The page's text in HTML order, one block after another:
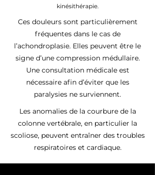
kinésithérapie.
Ces douleurs sont particulièrement
fréquentes dans le cas de
l’achondroplasie. Elles peuvent être le
signe d’une compression médullaire.
Une consultation médicale est
nécessaire afin d’éviter que les
paralysies ne surviennent.
Les anomalies de la courbure de la
colonne vertébrale, en particulier la
scoliose, peuvent entraîner des troubles
respiratoires et cardiaque.